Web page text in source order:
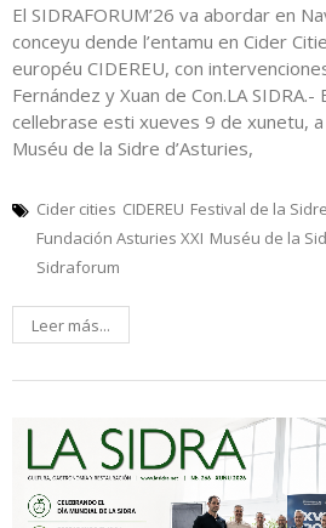
El SIDRAFORUM’26 va abordar en
conceyu dende l’entamu en Cider
européu CIDEREU, con
Fernández y Xuan de Con.LA SIDRA.-
cellebrase esti xueves 9 de xunetu,
Muséu de la Sidre d’Asturies,
Cider cities CIDEREU Festival de la
Fundación Asturies XXI Muséu de la
Sidraforum
Leer más...